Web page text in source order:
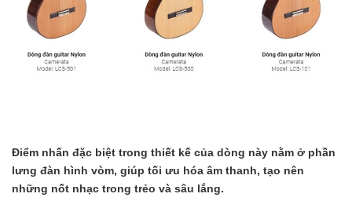
Điểm nhấn đặc biệt trong thiết kế của dòng này nằm ở phần
lưng đàn hình vòm, giúp tối ưu hóa âm thanh, tạo nên
những nốt nhạc trong trẻo và sâu lắng.